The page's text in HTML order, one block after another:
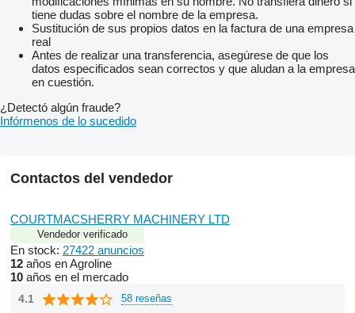
tiene dudas sobre el nombre de la empresa.
Sustitución de sus propios datos en la factura de una empresa
real
Antes de realizar una transferencia, asegúrese de que los
datos especificados sean correctos y que aludan a la empresa
en cuestión.
¿Detectó algún fraude?
Infórmenos de lo sucedido
Contactos del vendedor
COURTMACSHERRY MACHINERY LTD
Vendedor verificado
En stock: 27422 anuncios
12 años en Agroline
10 años en el mercado
4.1 58 reseñas